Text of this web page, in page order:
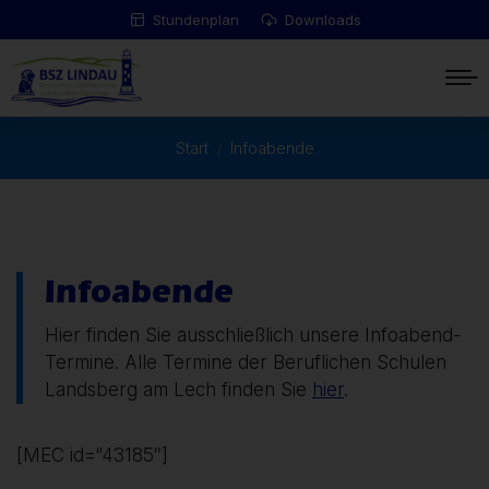
Stundenplan Downloads
Sie befinden sich hier:
Start Infoabende
Infoabende
Hier finden Sie ausschließlich unsere Infoabend-
Termine. Alle Termine der Beruflichen Schulen
Landsberg am Lech finden Sie hier.
[MEC id=“43185″]